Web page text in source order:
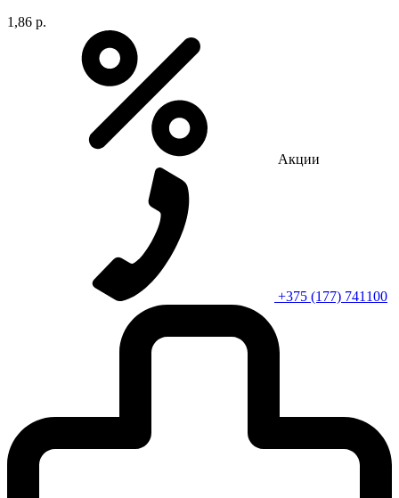
1,86 р.
Акции
+375 (177) 741100